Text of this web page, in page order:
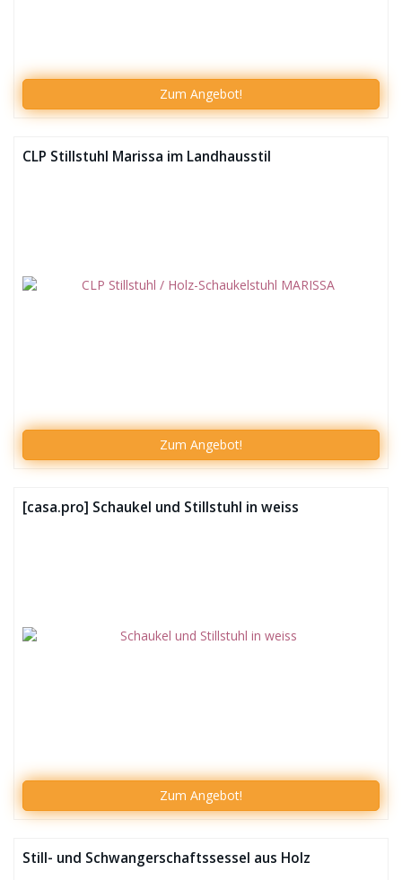
Zum Angebot!
CLP Stillstuhl Marissa im Landhausstil
Zum Angebot!
[casa.pro] Schaukel und Stillstuhl in weiss
Zum Angebot!
Still- und Schwangerschaftssessel aus Holz